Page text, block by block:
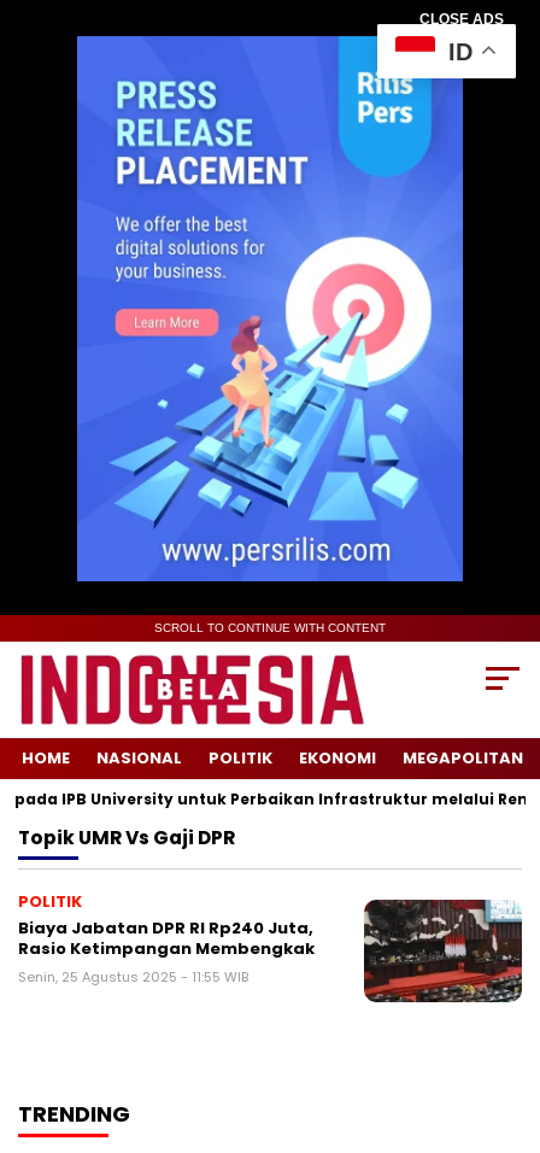
CLOSE ADS
SCROLL TO CONTINUE WITH CONTENT
HOME NASIONAL POLITIK EKONOMI MEGAPOLITAN
IPB University untuk Perbaikan Infrastruktur melalui
TopikUMR Vs Gaji DPR
POLITIK
Biaya Jabatan DPR RI Rp240 Juta,
Rasio Ketimpangan Membengkak
Senin, 25 Agustus 2025 - 11:55 WIB
TRENDING
ID